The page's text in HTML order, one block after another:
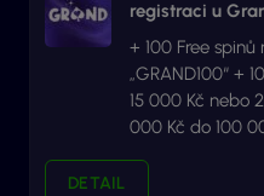
registraci u
+ 100 Free
„GRAND100“ +
15 000 Kč nebo
000 Kč do 100
DETAIL